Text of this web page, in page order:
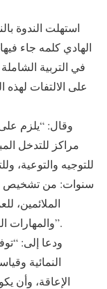
استهلت الندوة
الهادي كلمه جاء
في التربية
على الالتفات لهذه
وقال: “يلزم على
مراكز للتدخل
للتوجيه والتوعية،
سنوات: من تشخيص
الملائمين،
والمهارات النمائية، تمهيداً للإندماج الاجتماعي والمدرسي”.
ودعا إلى:
النمائية
الإعاقة، وأن